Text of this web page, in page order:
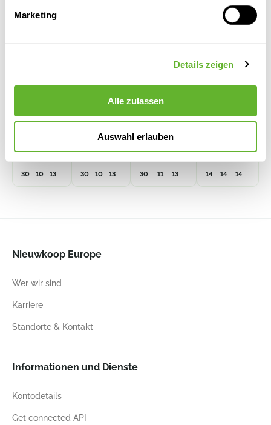
Marketing
Details zeigen
Alle zulassen
Auswahl erlauben
All Inclusive
Set Weiß
30 10 13
Delta 10
All Inclusive
Set Anthrazit
Metallic
6LECDE10C
30 10 13
Delta 10
All Inclusive
Set Scarlet
Rot Hochglanz
6LECDE10U
30 11 13
All Inclusive
Set Anthrazit
14 14 14
Nieuwkoop Europe
Wer wir sind
Karriere
Standorte & Kontakt
Informationen und Dienste
Kontodetails
Get connected API